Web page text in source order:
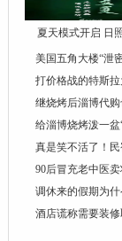
夏天模式开启 日
美国五角大楼“泄
打价格战的特斯
继烧烤后淄博代
给淄博烧烤泼一
真是笑不活了！
90后冒充老中医
调休来的假期为
酒店谎称需要装